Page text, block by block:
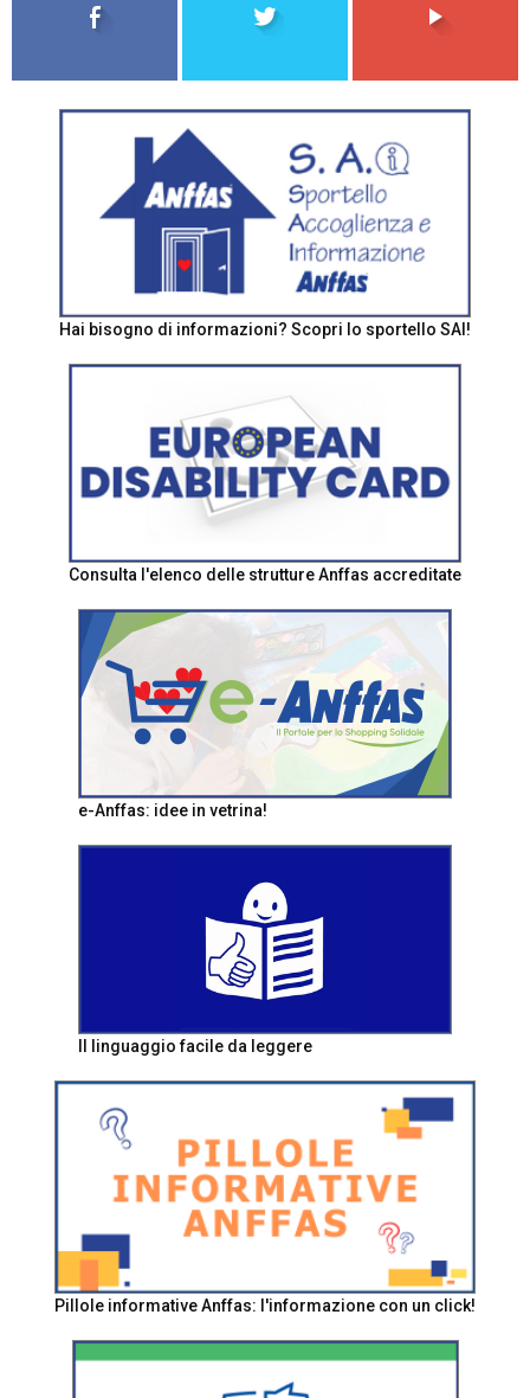
Hai bisogno di informazioni? Scopri lo sportello SAI!
Consulta l'elenco delle strutture Anffas accreditate
e-Anffas: idee in vetrina!
Il linguaggio facile da leggere
Pillole informative Anffas: l'informazione con un click!